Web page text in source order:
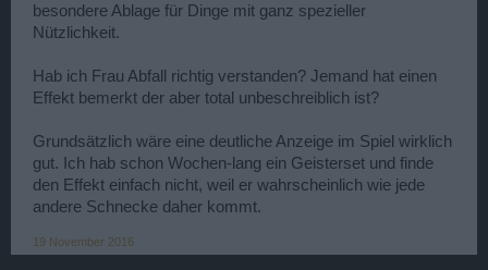
besondere Ablage für Dinge mit ganz spezieller
Nützlichkeit.
Hab ich Frau Abfall richtig verstanden? Jemand hat einen
Effekt bemerkt der aber total unbeschreiblich ist?
Grundsätzlich wäre eine deutliche Anzeige im Spiel wirklich
gut. Ich hab schon Wochen-lang ein Geisterset und finde
den Effekt einfach nicht, weil er wahrscheinlich wie jede
andere Schnecke daher kommt.
19 November 2016